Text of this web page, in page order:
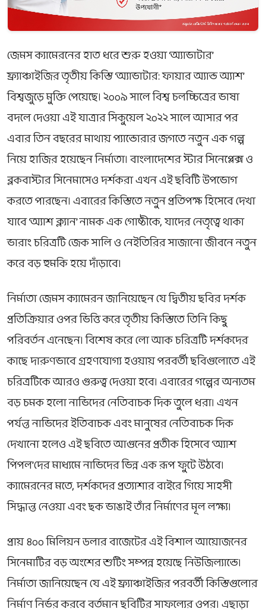
জেমস ক্যামেরনের হাত ধরে শুরু হওয়া ‘অ্যাভাটার’
ফ্র্যাঞ্চাইজির তৃতীয় কিস্তি ‘অ্যাভাটার: ফায়ার অ্যান্ড অ্যাশ’
বিশ্বজুড়ে মুক্তি পেয়েছে। ২০০৯ সালে বিশ্ব চলচ্চিত্রের ভাষা
বদলে দেওয়া এই যাত্রার সিকুয়েল ২০২২ সালে আসার পর
এবার তিন বছরের মাথায় প্যান্ডোরার জগতে নতুন এক গল্প
নিয়ে হাজির হয়েছেন নির্মাতা। বাংলাদেশের স্টার সিনেপ্লেক্স ও
ব্লকবাস্টার সিনেমাসেও দর্শকরা এখন এই ছবিটি উপভোগ
করতে পারছেন। এবারের কিস্তিতে নতুন প্রতিপক্ষ হিসেবে দেখা
যাবে ‘অ্যাশ ক্ল্যান’ নামক এক গোষ্ঠীকে, যাদের নেতৃত্বে থাকা
ভারাং চরিত্রটি জেক সালি ও নেইতিরির সাজানো জীবনে নতুন
করে বড় হুমকি হয়ে দাঁড়াবে।
নির্মাতা জেমস ক্যামেরন জানিয়েছেন যে দ্বিতীয় ছবির দর্শক
প্রতিক্রিয়ার ওপর ভিত্তি করে তৃতীয় কিস্তিতে তিনি কিছু
পরিবর্তন এনেছেন। বিশেষ করে লো আক চরিত্রটি দর্শকদের
কাছে দারুণভাবে গ্রহণযোগ্য হওয়ায় পরবর্তী ছবিগুলোতে এই
চরিত্রটিকে আরও গুরুত্ব দেওয়া হবে। এবারের গল্পের অন্যতম
বড় চমক হলো নাভিদের নেতিবাচক দিক তুলে ধরা। এখন
পর্যন্ত নাভিদের ইতিবাচক এবং মানুষের নেতিবাচক দিক
দেখানো হলেও এই ছবিতে আগুনের প্রতীক হিসেবে ‘অ্যাশ
পিপল’দের মাধ্যমে নাভিদের ভিন্ন এক রূপ ফুটে উঠবে।
ক্যামেরনের মতে, দর্শকদের প্রত্যাশার বাইরে গিয়ে সাহসী
সিদ্ধান্ত নেওয়া এবং ছক ভাঙাই তাঁর নির্মাণের মূল লক্ষ্য।
প্রায় ৪০০ মিলিয়ন ডলার বাজেটের এই বিশাল আয়োজনের
সিনেমাটির বড় অংশের শুটিং সম্পন্ন হয়েছে নিউজিল্যান্ডে।
নির্মাতা জানিয়েছেন যে এই ফ্র্যাঞ্চাইজির পরবর্তী কিস্তিগুলোর
নির্মাণ নির্ভর করবে বর্তমান ছবিটির সাফল্যের ওপর। এছাড়া